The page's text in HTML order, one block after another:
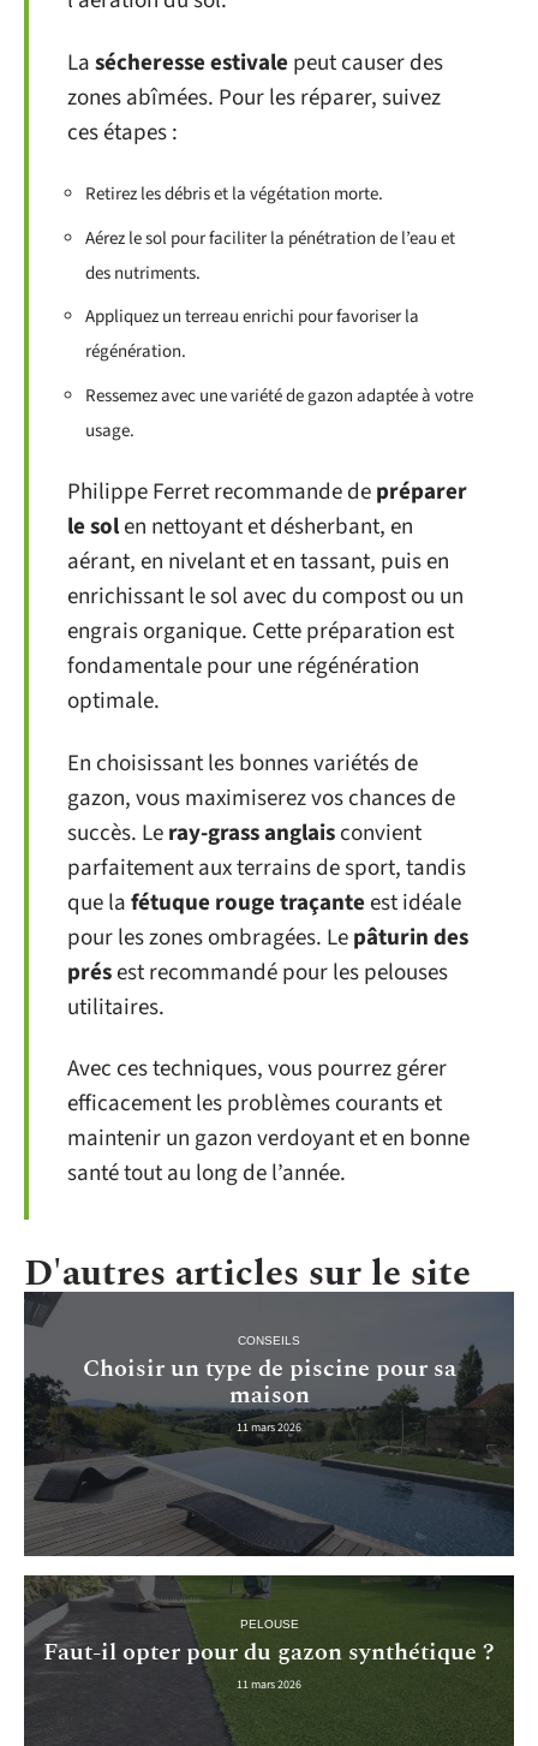
Lasécheresse estivale peut causer des
zones abîmées. Pour les réparer, suivez
ces étapes :
Retirez les débris et la végétation morte.
Aérez le sol pour faciliter la pénétration de l’eau et
des nutriments.
Appliquez un terreau enrichi pour favoriser la
régénération.
Ressemez avec une variété de gazon adaptée à votre
usage.
Philippe Ferret recommande depréparer
le solen nettoyant et désherbant, en
aérant, en nivelant et en tassant, puis en
enrichissant le sol avec du compost ou un
engrais organique. Cette préparation est
fondamentale pour une régénération
optimale.
En choisissant les bonnes variétés de
gazon, vous maximiserez vos chances de
succès. Leray-grass anglaisconvient
parfaitement aux terrains de sport, tandis
que lafétuque rouge traçanteest idéale
pour les zones ombragées. Lepâturin des
présest recommandé pour les pelouses
utilitaires.
Avec ces techniques, vous pourrez gérer
efficacement les problèmes courants et
maintenir un gazon verdoyant et en bonne
santé tout au long de l’année.
D'autres articles sur le site
CONSEILS
Choisir un type de piscine pour sa
maison
11 mars 2026
PELOUSE
Faut-il opter pour du gazon synthétique ?
11 mars 2026